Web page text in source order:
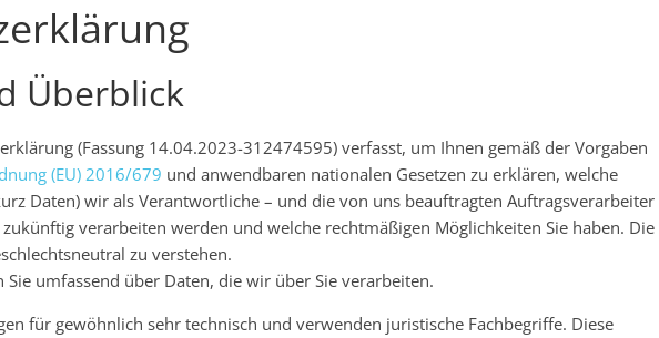
Überblick
(Fassung 14.04.2023-312474595) verfasst, um Ihnen gemäß der Vorgaben
(EU) 2016/679 und anwendbaren nationalen Gesetzen zu erklären, welche
Daten) wir als Verantwortliche – und die von uns beauftragten Auftragsverarbeiter
verarbeiten werden und welche rechtmäßigen Möglichkeiten Sie haben. Die
zu verstehen.
umfassend über Daten, die wir über Sie verarbeiten.
für gewöhnlich sehr technisch und verwenden juristische Fachbegriffe. Diese